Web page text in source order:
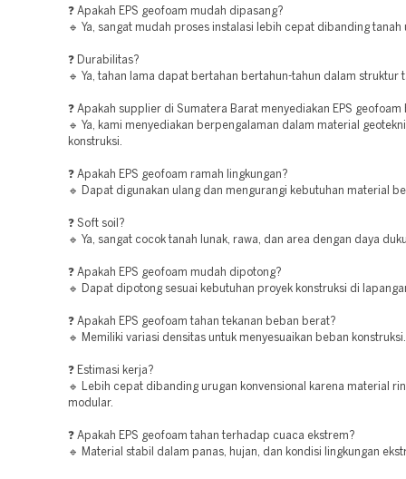
❓ Apakah EPS geofoam mudah dipasang?
🔹 Ya, sangat mudah proses instalasi lebih cepat dibanding tanah
❓ Durabilitas?
🔹 Ya, tahan lama dapat bertahan bertahun-tahun dalam struktur
❓ Apakah supplier di Sumatera Barat menyediakan EPS geofoam
🔹 Ya, kami menyediakan berpengalaman dalam material
konstruksi.
❓ Apakah EPS geofoam ramah lingkungan?
🔹 Dapat digunakan ulang dan mengurangi kebutuhan material
❓ Soft soil?
🔹 Ya, sangat cocok tanah lunak, rawa, dan area dengan daya
❓ Apakah EPS geofoam mudah dipotong?
🔹 Dapat dipotong sesuai kebutuhan proyek konstruksi di
❓ Apakah EPS geofoam tahan tekanan beban berat?
🔹 Memiliki variasi densitas untuk menyesuaikan beban konstruksi.
❓ Estimasi kerja?
🔹 Lebih cepat dibanding urugan konvensional karena material
modular.
❓ Apakah EPS geofoam tahan terhadap cuaca ekstrem?
🔹 Material stabil dalam panas, hujan, dan kondisi lingkungan